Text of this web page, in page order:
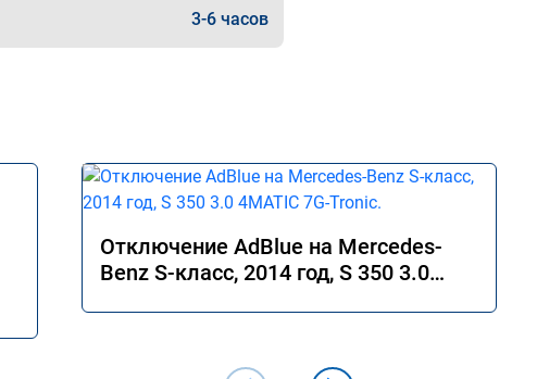
3-6 часов
Отключение AdBlue на Mercedes-
Benz S-класс, 2014 год, S 350 3.0